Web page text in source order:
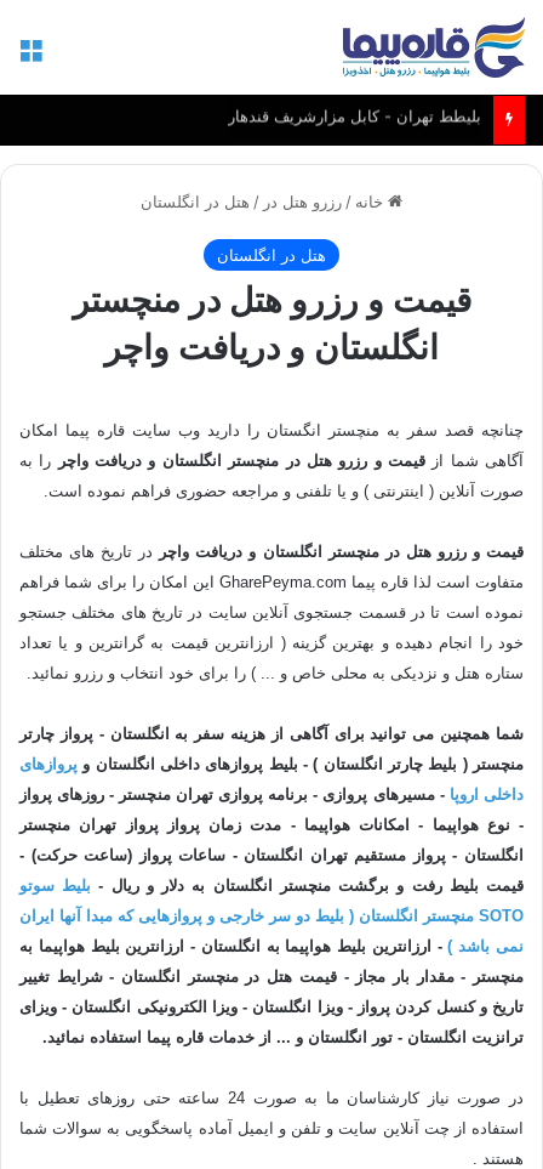
بلیط مشهد - کابل و مزارشریف
خانه / رزرو هتل در / هتل در انگلستان
هتل در انگلستان
قیمت و رزرو هتل در منچستر
انگلستان و دریافت واچر
چنانچه قصد سفر به منچستر انگستان را دارید وب سایت قاره پیما امکان
آگاهی شما ازقیمت و رزرو هتل در منچستر انگلستان و دریافت واچر
را به
صورت آنلاین ( اینترنتی ) و یا تلفنی و مراجعه حضوری فراهم نموده است.
قیمت و رزرو هتل در منچستر انگلستان و دریافت واچر در تاریخ های مختلف
متفاوت است لذا قاره پیما GharePeyma.com این امکان را برای شما فراهم
نموده است تا در قسمت جستجوی آنلاین سایت در تاریخ های مختلف جستجو
خود را انجام دهیده و بهترین گزینه ( ارزانترین قیمت به گرانترین و یا تعداد
ستاره هتل و نزدیکی به محلی خاص و ... ) را برای خود انتخاب و رزرو نمائید.
شما همچنین می توانید برای آگاهی از هزینه سفر به انگلستان - پرواز چارتر
منچستر ( بلیط چارتر انگلستان ) - بلیط پروازهای داخلی انگلستان و پروازهای
داخلی اروپا - مسیرهای پروازی - برنامه پروازی تهران منچستر - روزهای پرواز
- نوع هواپیما - امکانات هواپیما - مدت زمان پرواز پرواز تهران منچستر
انگلستان - پرواز مستقیم تهران انگلستان - ساعات پرواز (ساعت حرکت) -
قیمت بلیط رفت و برگشت منچستر انگلستان به دلار و ریال - بلیط سوتو
SOTO منچستر انگلستان ( بلیط دو سر خارجی و پروازهایی که مبدا آنها ایران
نمی باشد )- ارزانترین بلیط هواپیما به انگلستان - ارزانترین بلیط هواپیما به
منچستر - مقدار بار مجاز - قیمت هتل در منچستر انگلستان - شرایط تغییر
تاریخ و کنسل کردن پرواز - ویزا انگلستان - ویزا الکترونیکی انگلستان - ویزای
ترانزیت انگلستان - تور انگلستان و ... از خدمات قاره پیما استفاده نمائید.
در صورت نیاز کارشناسان ما به صورت 24 ساعته حتی روزهای تعطیل با
استفاده از چت آنلاین سایت و تلفن و ایمیل آماده پاسخگویی به سوالات شما
هستند .